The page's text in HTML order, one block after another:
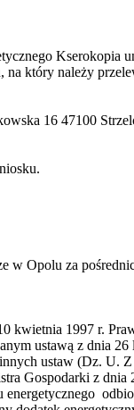
który należy
16 47­100
w Opolu za
kwietnia 1997 r.
ustawą z dnia
ustaw (Dz. U.
Gospodarki z dnia